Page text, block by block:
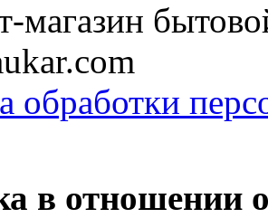
магазин
обработки
в отношении